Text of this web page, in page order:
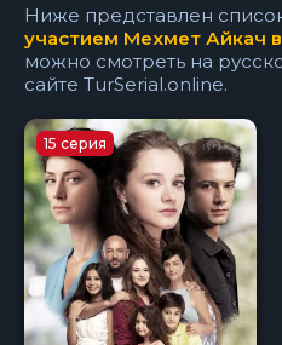
Ниже представлен
участием Мехмет Айкач
можно смотреть на
сайте TurSerial.online.
15 серия